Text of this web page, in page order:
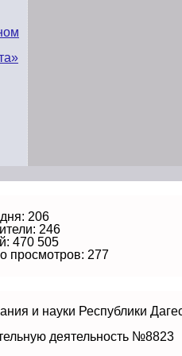
206
246
470 505
просмотров: 277
и науки Республики
деятельность №8823